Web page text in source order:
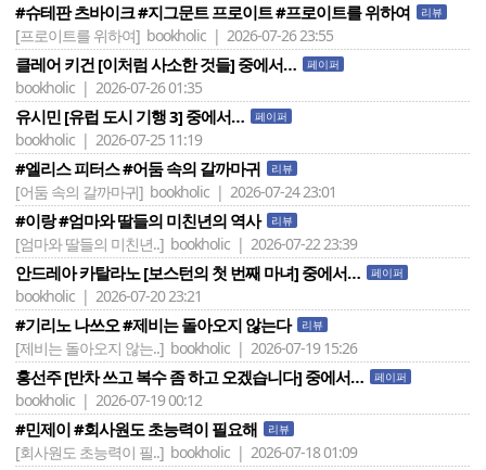
#슈테판 츠바이크 #지그문트 프로이트 #프로이트를 위하여 리뷰
[프로이트를 위하여] bookholic | 2026-07-26 23:55
클레어 키건 [이처럼 사소한 것들] 중에서… 페이퍼
bookholic | 2026-07-26 01:35
유시민 [유럽 도시 기행 3] 중에서… 페이퍼
bookholic | 2026-07-25 11:19
#엘리스 피터스 #어둠 속의 갈까마귀 리뷰
[어둠 속의 갈까마귀] bookholic | 2026-07-24 23:01
#이랑 #엄마와 딸들의 미친년의 역사 리뷰
[엄마와 딸들의 미친년..] bookholic | 2026-07-22 23:39
안드레아 카탈라노 [보스턴의 첫 번째 마녀] 중에서… 페이퍼
bookholic | 2026-07-20 23:21
#기리노 나쓰오 #제비는 돌아오지 않는다 리뷰
[제비는 돌아오지 않는..] bookholic | 2026-07-19 15:26
홍선주 [반차 쓰고 복수 좀 하고 오겠습니다] 중에서… 페이퍼
bookholic | 2026-07-19 00:12
#민제이 #회사원도 초능력이 필요해 리뷰
[회사원도 초능력이 필..] bookholic | 2026-07-18 01:09